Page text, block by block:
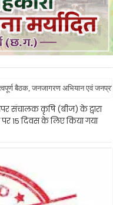
बैठक, जनजागरण अभियान एवं
संचालक कृषि (बीज) के द्वारा
पर 15 दिवस के लिए किया गया